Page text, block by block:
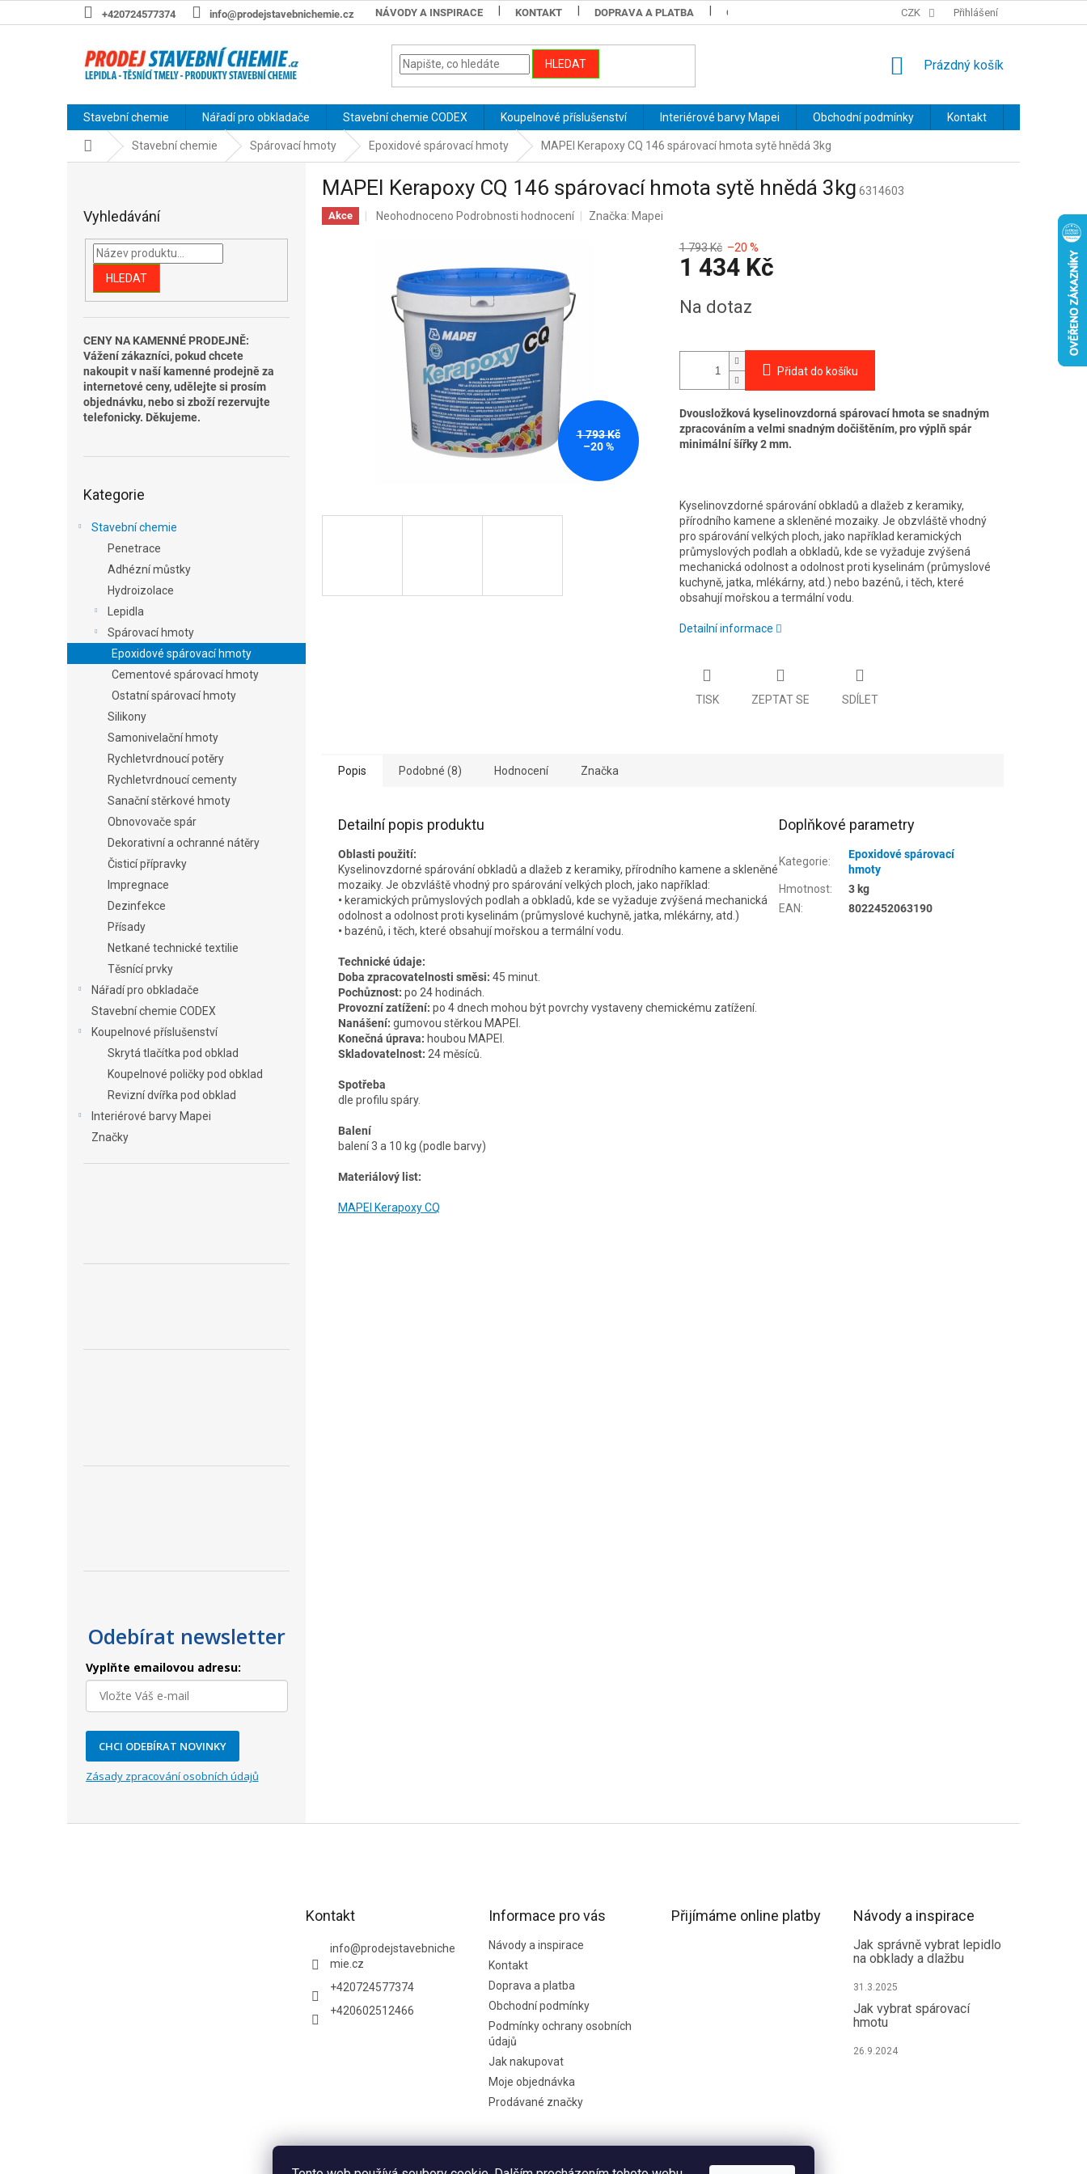
na
+420724577374 info@prodejstavebnichemie.cz NÁVODY A INSPIRACE KONTAKT DOPRAVA A PLATBA OBCHODNÍ PODMÍNKY PODMÍNKY OCHRANY OSOBNÍCH ÚDAJŮ
CZK Přihlášení
HLEDAT
NÁKUPNÍ
Prázdný košík
Stavební chemie Nářadí pro obkladače Stavební chemie CODEX Koupelnové příslušenství Interiérové barvy Mapei Obchodní podmínky Kontakt
Domů Stavební chemie Spárovací hmoty Epoxidové spárovací hmoty MAPEI Kerapoxy CQ 146 spárovací hmota sytě hnědá 3kg
Vyhledávání
HLEDAT
CENY NA KAMENNÉ PRODEJNĚ:
Vážení zákazníci, pokud chcete
nakoupit v naší kamenné prodejně za
internetové ceny, udělejte si prosím
objednávku, nebo si zboží rezervujte
telefonicky. Děkujeme.
kategorie
Kategorie
Stavební chemie
Penetrace
Adhézní můstky
Hydroizolace
Lepidla
Spárovací hmoty
Epoxidové spárovací hmoty
Cementové spárovací hmoty
Ostatní spárovací hmoty
Silikony
Samonivelační hmoty
Rychletvrdnoucí potěry
Rychletvrdnoucí cementy
Sanační stěrkové hmoty
Obnovovače spár
Dekorativní a ochranné nátěry
Čisticí přípravky
Impregnace
Dezinfekce
Přísady
Netkané technické textilie
Těsnící prvky
Nářadí pro obkladače
Stavební chemie CODEX
Koupelnové příslušenství
Skrytá tlačítka pod obklad
Koupelnové poličky pod obklad
Revizní dvířka pod obklad
Interiérové barvy Mapei
Značky
Odebírat newsletter
Vyplňte emailovou adresu:
CHCI ODEBÍRAT NOVINKY
Zásady zpracování osobních údajů
MAPEI Kerapoxy CQ 146 spárovací hmota sytě hnědá 3kg 6314603
Akce
Průměrné
hvězdiček.
Neohodnoceno Podrobnosti hodnocení Značka: Mapei
1 793 Kč
–20 %
1 793 Kč –20 %
1 434 Kč
cena:
Na dotaz
Přidat do košíku
Dvousložková kyselinovzdorná spárovací hmota se snadným
zpracováním a velmi snadným dočištěním, pro výplň spár
minimální šířky 2 mm.
Kyselinovzdorné spárování obkladů a dlažeb z keramiky,
přírodního kamene a skleněné mozaiky. Je obzvláště vhodný
pro spárování velkých ploch, jako například keramických
průmyslových podlah a obkladů, kde se vyžaduje zvýšená
mechanická odolnost a odolnost proti kyselinám (průmyslové
kuchyně, jatka, mlékárny, atd.) nebo bazénů, i těch, které
obsahují mořskou a termální vodu.
Detailní informace
TISK ZEPTAT SE SDÍLET
Popis Podobné (8) Hodnocení Značka
Detailní popis produktu
Oblasti použití:
Kyselinovzdorné spárování obkladů a dlažeb z keramiky, přírodního kamene a skleněné
mozaiky. Je obzvláště vhodný pro spárování velkých ploch, jako například:
• keramických průmyslových podlah a obkladů, kde se vyžaduje zvýšená mechanická
odolnost a odolnost proti kyselinám (průmyslové kuchyně, jatka, mlékárny, atd.)
• bazénů, i těch, které obsahují mořskou a termální vodu.
Technické údaje:
Doba zpracovatelnosti směsi: 45 minut.
Pochůznost: po 24 hodinách.
Provozní zatížení: po 4 dnech mohou být povrchy vystaveny chemickému zatížení.
Nanášení: gumovou stěrkou MAPEI.
Konečná úprava: houbou MAPEI.
Skladovatelnost: 24 měsíců.
Spotřeba
dle profilu spáry.
Balení
balení 3 a 10 kg (podle barvy)
Materiálový list:
MAPEI Kerapoxy CQ
Doplňkové parametry
Kategorie:
Epoxidové spárovací
hmoty
Hmotnost:
3 kg
EAN: 8022452063190
Kontakt
info@prodejstavebniche
mie.cz
+420724577374
+420602512466
Informace pro vás
Návody a inspirace
Kontakt
Doprava a platba
Obchodní podmínky
Podmínky ochrany osobních
údajů
Jak nakupovat
Moje objednávka
Prodávané značky
Přijímáme online platby Návody a inspirace
Jak správně vybrat lepidlo
na obklady a dlažbu
31.3.2025
Jak vybrat spárovací
hmotu
26.9.2024